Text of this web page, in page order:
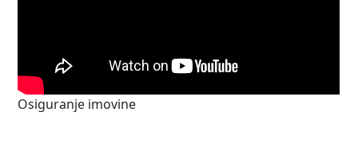
Osiguranje imovine